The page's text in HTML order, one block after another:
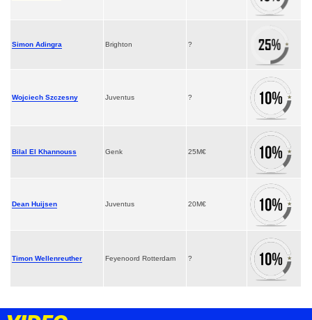
Simon Adingra Brighton ?
Wojciech Szczesny Juventus ?
Bilal El Khannouss Genk 25M€
Dean Huijsen Juventus 20M€
Timon Wellenreuther Feyenoord Rotterdam ?